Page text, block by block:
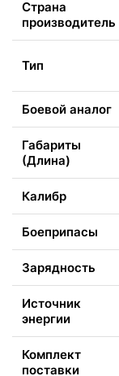
Страна
производитель
Тип
Боевой аналог
Габариты
(Длина)
Калибр
Боеприпасы
Зарядность
Источник
энергии
Комплект
поставки